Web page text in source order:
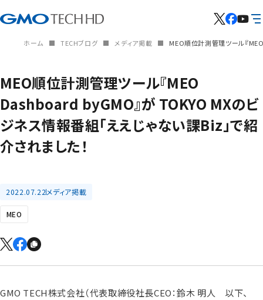
ホーム TECHブログ メディア掲載 MEO順位計測管理ツール『
MEO順位計測管理ツール『MEO
Dashboard byGMO』が TOKYO MXのビ
ジネス情報番組「ええじゃない課Biz」で紹
介されました！
2022.07.22メディア掲載
MEO
GMO TECH株式会社（代表取締役社長CEO：鈴木 明人 以下、